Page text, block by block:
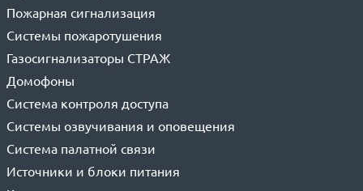
Пожарная сигнализация
Системы пожаротушения
Газосигнализаторы СТРАЖ
Домофоны
Система контроля доступа
Системы озвучивания и оповещения
Система палатной связи
Источники и блоки питания